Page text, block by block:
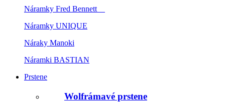
Náramky Fred Bennett
Náramky UNIQUE
Náraky Manoki
Náramki BASTIAN
Prstene
Wolfrámavé prstene